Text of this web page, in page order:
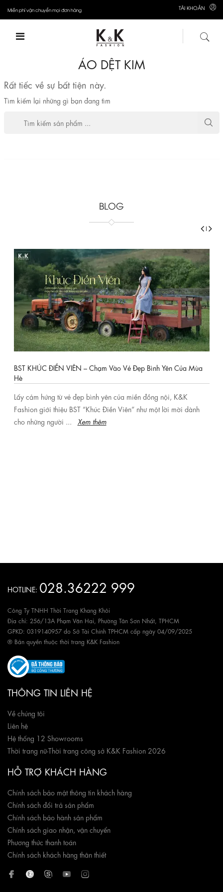
Miễn phí vận chuyển mọi đơn hàng TÀI KHOẢN
ÁO DỆT KIM
Rất tiếc về sự bất tiện này.
Tìm kiếm lại những gì bạn đang tìm
BLOG
BST KHÚC ĐIỀN VIÊN – Chạm Vào Vẻ Đẹp Bình Yên Của Mùa
Hè
Lấy cảm hứng từ vẻ đẹp bình yên của miền đồng nội, K&K
Fashion giới thiệu BST “Khúc Điền Viên” như một lời mời dành
cho những người ...
Xem thêm
HOTLINE: 028.36222 999
Công Ty TNHH Thời Trang Khang Khôi
Địa chỉ: 256/13A Phạm Văn Hai, Phường Tân Sơn Nhất, TPHCM
GPKD: 0319140957 do Sở Tài Chính TPHCM cấp ngày 04/09/2025
® Bản quyền thuộc thời trang K&K Fashion
THÔNG TIN LIÊN HỆ
Về chúng tôi
Liên hệ
Hệ thống 12 Showrooms
Thời trang nữ-Thời trang công sở K&K Fashion 2026
HỖ TRỢ KHÁCH HÀNG
Chính sách bảo mật thông tin khách hàng
Chính sách đổi trả sản phẩm
Chính sách bảo hành sản phẩm
Chính sách giao nhận, vận chuyển
Phương thức thanh toán
Chính sách khách hàng thân thiết